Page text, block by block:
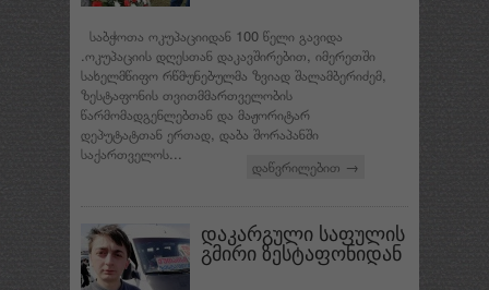
საბჭოთა ოკუპაციიდან 100 წელი გავიდა
.ოკუპაციის დღესთან დაკავშირებით, იმერეთში
სახელმწიფო რწმუნებულმა ზვიად შალამბერიძემ,
ზესტაფონის თვითმმართველობის
წარმომადგენლებთან და მაჟორიტარ
დეპუტატთან ერთად, დაბა შორაპანში
საქართველოს...
დაწვრილებით →
დაკარგული საფულის
გმირი ზესტაფონიდან